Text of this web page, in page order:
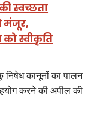
स्वच्छता
मंजूर,
स्वीकृति
निषेध कानूनों का पालन
करने की अपील की